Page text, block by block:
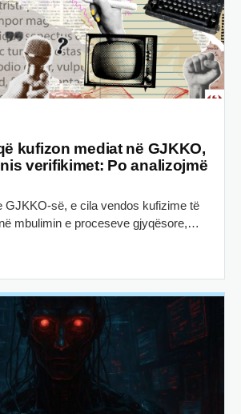
kufizon mediat në GJKKO,
verifikimet: Po analizojmë
GJKKO-së, e cila vendos kufizime të
mbulimin e proceseve gjyqësore,…